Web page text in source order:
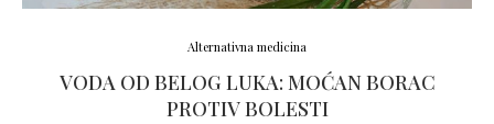
Alternativna medicina
VODA OD BELOG LUKA: MOĆAN BORAC
PROTIV BOLESTI